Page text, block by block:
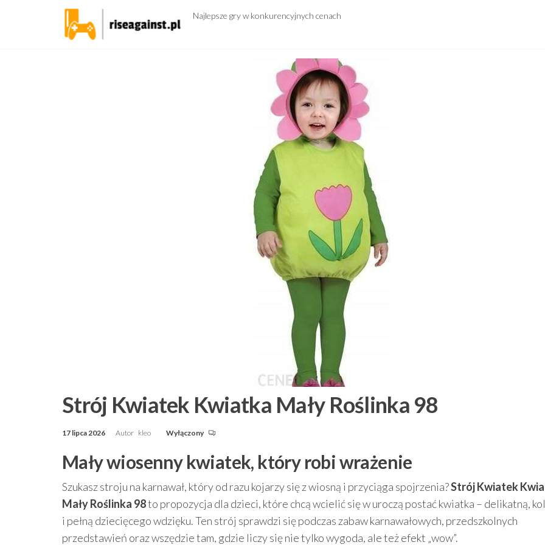
Najlepsze gry w konkurencyjnych cenach
Strój Kwiatek Kwiatka Mały Roślinka 98
17 lipca 2026 Autor kleo Wyłączony
Mały wiosenny kwiatek, który robi wrażenie
Szukasz stroju na karnawał, który od razu kojarzy się z wiosną i przyciąga spojrzenia?Strój Kwiatek
Mały Roślinka 98to propozycja dla dzieci, które chcą wcielić się w uroczą postać kwiatka – delikatną,
i pełną dziecięcego wdzięku. Ten strój sprawdzi się podczas zabaw karnawałowych, przedszkolnych
przedstawień oraz wszędzie tam, gdzie liczy się nie tylko wygoda, ale też efekt „wow”.